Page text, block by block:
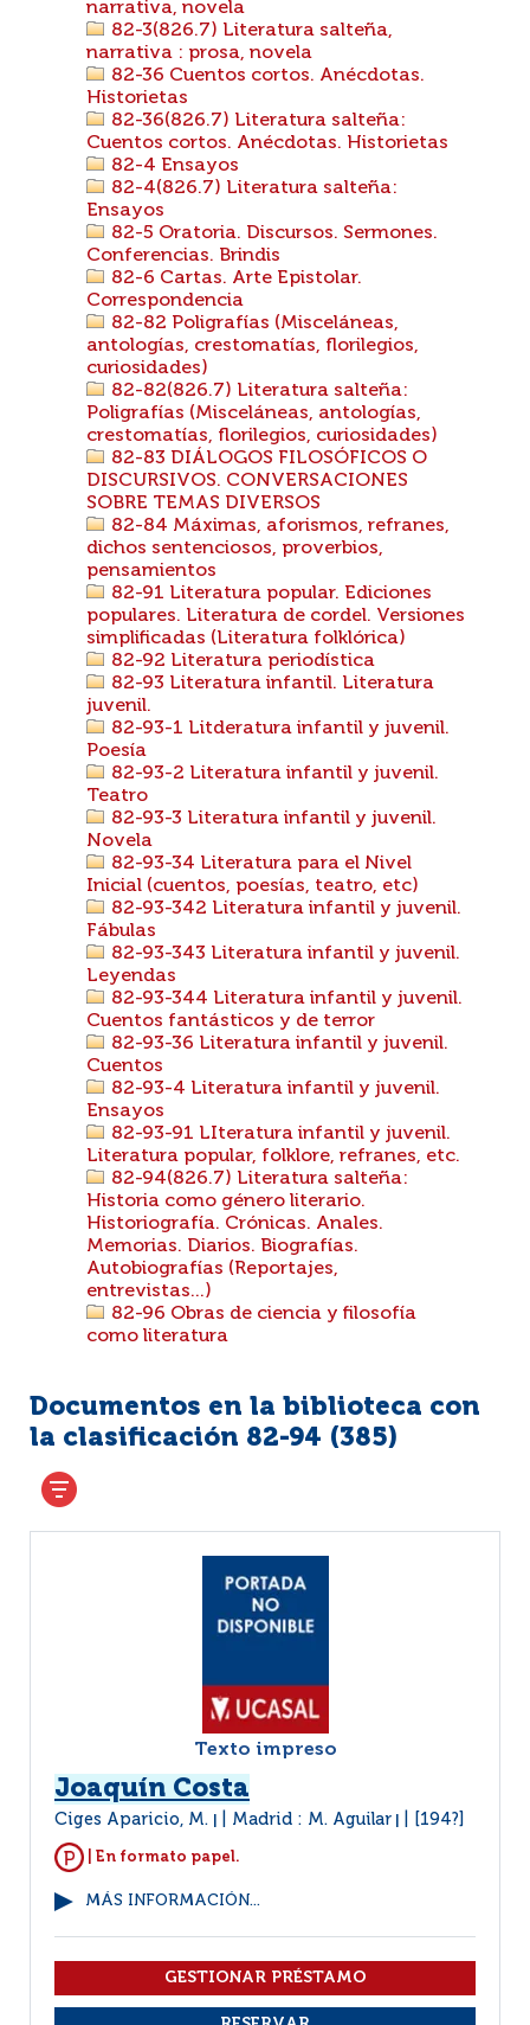
narrativa, novela
82-3(826.7) Literatura salteña,
narrativa : prosa, novela
82-36 Cuentos cortos. Anécdotas.
Historietas
82-36(826.7) Literatura salteña:
Cuentos cortos. Anécdotas. Historietas
82-4 Ensayos
82-4(826.7) Literatura salteña:
Ensayos
82-5 Oratoria. Discursos. Sermones.
Conferencias. Brindis
82-6 Cartas. Arte Epistolar.
Correspondencia
82-82 Poligrafías (Misceláneas,
antologías, crestomatías, florilegios,
curiosidades)
82-82(826.7) Literatura salteña:
Poligrafías (Misceláneas, antologías,
crestomatías, florilegios, curiosidades)
82-83 DIÁLOGOS FILOSÓFICOS O
DISCURSIVOS. CONVERSACIONES
SOBRE TEMAS DIVERSOS
82-84 Máximas, aforismos, refranes,
dichos sentenciosos, proverbios,
pensamientos
82-91 Literatura popular. Ediciones
populares. Literatura de cordel. Versiones
simplificadas (Literatura folklórica)
82-92 Literatura periodística
82-93 Literatura infantil. Literatura
juvenil.
82-93-1 Litderatura infantil y juvenil.
Poesía
82-93-2 Literatura infantil y juvenil.
Teatro
82-93-3 Literatura infantil y juvenil.
Novela
82-93-34 Literatura para el Nivel
Inicial (cuentos, poesías, teatro, etc)
82-93-342 Literatura infantil y juvenil.
Fábulas
82-93-343 Literatura infantil y juvenil.
Leyendas
82-93-344 Literatura infantil y juvenil.
Cuentos fantásticos y de terror
82-93-36 Literatura infantil y juvenil.
Cuentos
82-93-4 Literatura infantil y juvenil.
Ensayos
82-93-91 LIteratura infantil y juvenil.
Literatura popular, folklore, refranes, etc.
82-94(826.7) Literatura salteña:
Historia como género literario.
Historiografía. Crónicas. Anales.
Memorias. Diarios. Biografías.
Autobiografías (Reportajes,
entrevistas...)
82-96 Obras de ciencia y filosofía
como literatura
Documentos en la biblioteca con
la clasificación 82-94 (385)
Texto impreso
Joaquín Costa
Ciges Aparicio, M. Madrid : M. Aguilar [194?]
| En formato papel.
MÁS INFORMACIÓN...